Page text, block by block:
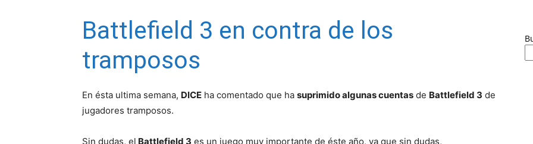
Battlefield 3 en contra de los
tramposos
En ésta ultima semana, DICE ha comentado que ha suprimido algunas cuentas de Battlefield 3 de
jugadores tramposos.
Sin dudas, el Battlefield 3 es un juego muy importante de éste año, ya que sin dudas,